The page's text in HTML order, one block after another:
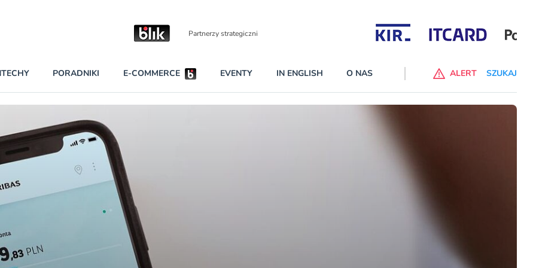
Partnerzy wspierający
BEZPIECZEŃSTWO
INNI NAPISALI
KONTA
RAPORTY SPECJALNE
NAJCZĘŚCIEJ CZYTANE
PORADNIKI E-COMMERCE EVENTY IN ENGLISH O NAS ALERT SZUKAJ